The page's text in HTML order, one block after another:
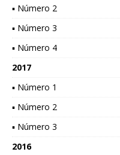
▪ Número 2
▪ Número 3
▪ Número 4
2017
▪ Número 1
▪ Número 2
▪ Número 3
2016